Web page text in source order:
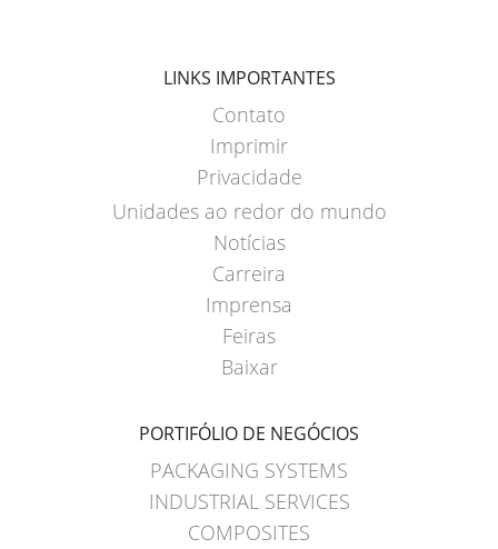
LINKS IMPORTANTES
Contato
Imprimir
Privacidade
Unidades ao redor do mundo
Notícias
Carreira
Imprensa
Feiras
Baixar
PORTIFÓLIO DE NEGÓCIOS
PACKAGING SYSTEMS
INDUSTRIAL SERVICES
COMPOSITES